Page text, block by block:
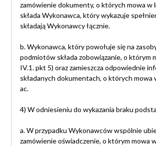
zamówienie dokumenty, o których mowa w
składa Wykonawca, który wykazuje
składają Wykonawcy łącznie.
b. Wykonawca, który powołuje się na
podmiotów składa zobowiązanie, o którym
IV.1. pkt 5) oraz zamieszcza odpowiednie
składanych dokumentach, o których mowa
ac.
4) W odniesieniu do wykazania braku
a. W przypadku Wykonawców wspólnie
zamówienie oświadczenie, o którym mowa